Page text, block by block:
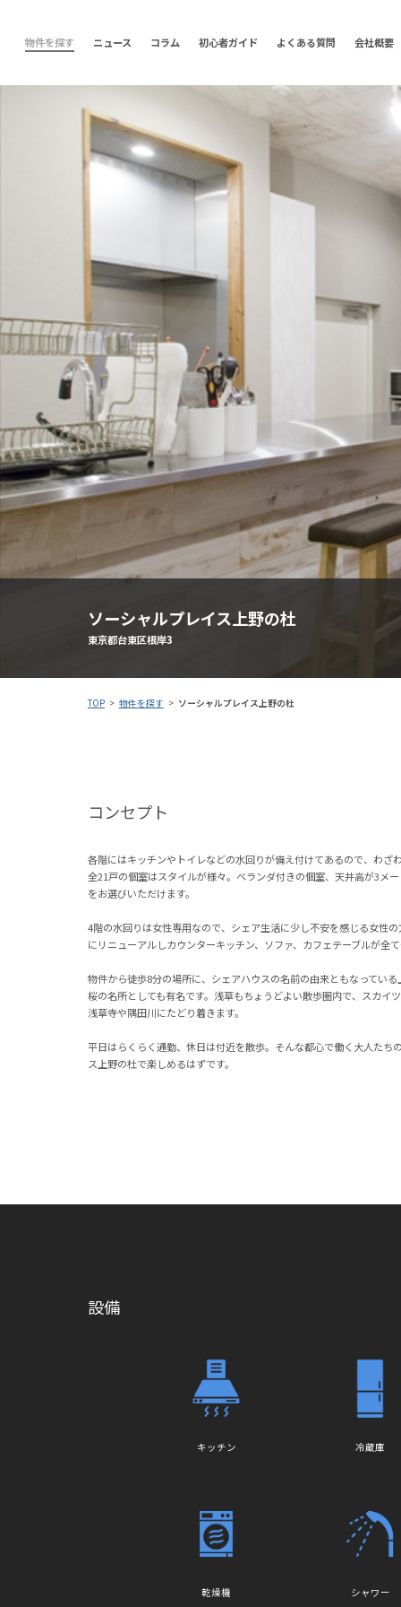
物件を探す ニュース コラム 初心者ガイド よくある質問 会社概要
ソーシャルプレイス上野の杜
東京都台東区根岸3
TOP 物件を探す ソーシャルプレイス上野の杜
コンセプト
各階にはキッチンやトイレなどの水回りが備え付けてあるので、わざ
全21戸の個室はスタイルが様々。ベランダ付きの個室、天井高が3メ
をお選びいただけます。
4階の水回りは女性専用なので、シェア生活に少し不安を感じる女性
にリニューアルしカウンターキッチン、ソファ、カフェテーブルが全
物件から徒歩8分の場所に、シェアハウスの名前の由来ともなってい
桜の名所としても有名です。浅草もちょうどよい散歩圏内で、スカイ
浅草寺や隅田川にたどり着きます。
平日はらくらく通勤、休日は付近を散歩。そんな都心で働く大人たち
ス上野の杜で楽しめるはずです。
設備
キッチン 冷蔵庫
乾燥機 シャワー